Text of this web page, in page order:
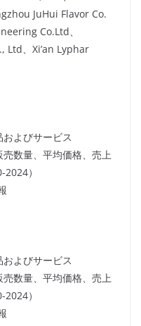
JuHui Flavor Co.
Co.Ltd、
Ltd、Xi’an Lyphar
よびサービス
数量、平均価格、売上
）
よびサービス
数量、平均価格、売上
）